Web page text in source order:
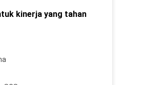
kinerja yang tahan